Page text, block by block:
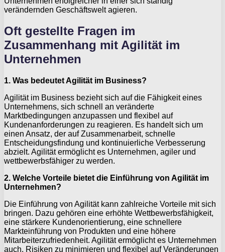
verändernden Geschäftswelt agieren.
Oft gestellte Fragen im
Zusammenhang mit Agilität im
Unternehmen
1. Was bedeutet Agilität im Business?
Agilität im Business bezieht sich auf die Fähigkeit eines
Unternehmens, sich schnell an veränderte
Marktbedingungen anzupassen und flexibel auf
Kundenanforderungen zu reagieren. Es handelt sich um
einen Ansatz, der auf Zusammenarbeit, schnelle
Entscheidungsfindung und kontinuierliche Verbesserung
abzielt. Agilität ermöglicht es Unternehmen, agiler und
wettbewerbsfähiger zu werden.
2. Welche Vorteile bietet die Einführung von Agilität im
Unternehmen?
Die Einführung von Agilität kann zahlreiche Vorteile mit sich
bringen. Dazu gehören eine erhöhte Wettbewerbsfähigkeit,
eine stärkere Kundenorientierung, eine schnellere
Markteinführung von Produkten und eine höhere
Mitarbeiterzufriedenheit. Agilität ermöglicht es Unternehmen
auch, Risiken zu minimieren und flexibel auf Veränderungen